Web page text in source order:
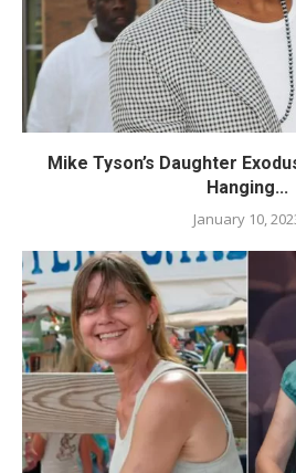
Mike Tyson’s Daughter
Hanging...
January 10,